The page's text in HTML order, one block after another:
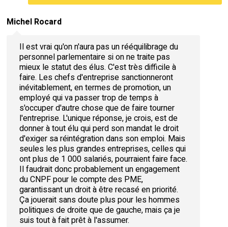
Michel Rocard
Il est vrai qu'on n'aura pas un rééquilibrage du
personnel parlementaire si on ne traite pas
mieux le statut des élus. C'est très difficile à
faire. Les chefs d'entreprise sanctionneront
inévitablement, en termes de promotion, un
employé qui va passer trop de temps à
s'occuper d'autre chose que de faire tourner
l'entreprise. L'unique réponse, je crois, est de
donner à tout élu qui perd son mandat le droit
d'exiger sa réintégration dans son emploi. Mais
seules les plus grandes entreprises, celles qui
ont plus de 1 000 salariés, pourraient faire face.
Il faudrait donc probablement un engagement
du CNPF pour le compte des PME,
garantissant un droit à être recasé en priorité.
Ça jouerait sans doute plus pour les hommes
politiques de droite que de gauche, mais ça je
suis tout à fait prêt à l'assumer.